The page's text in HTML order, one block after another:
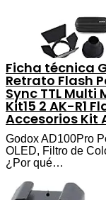
Ficha técnica
Retrato Flash
Sync TTL Multi
Kit15 2 AK-R1
Accesorios Kit
Godox AD100Pro
OLED, Filtro de
¿Por qué…